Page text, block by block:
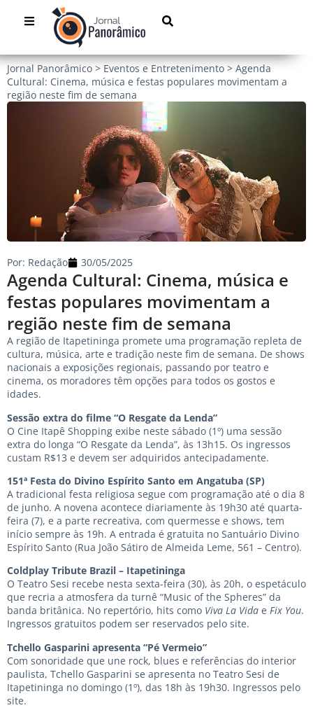
Jornal Panorâmico > Eventos e Entretenimento > Agenda
Cultural: Cinema, música e festas populares movimentam a
região neste fim de semana
Agenda Cultural: Cinema, música e
festas populares movimentam a
região neste fim de semana
Por: Redação 30/05/2025
A região de Itapetininga promete uma programação repleta de
cultura, música, arte e tradição neste fim de semana. De shows
nacionais a exposições regionais, passando por teatro e
cinema, os moradores têm opções para todos os gostos e
idades.
Sessão extra do filme “O Resgate da Lenda”
O Cine Itapê Shopping exibe neste sábado (1º) uma sessão
extra do longa “O Resgate da Lenda”, às 13h15. Os ingressos
custam R$13 e devem ser adquiridos antecipadamente.
151ª Festa do Divino Espírito Santo em Angatuba (SP)
A tradicional festa religiosa segue com programação até o dia 8
de junho. A novena acontece diariamente às 19h30 até quarta-
feira (7), e a parte recreativa, com quermesse e shows, tem
início sempre às 19h. A entrada é gratuita no Santuário Divino
Espírito Santo (Rua João Sátiro de Almeida Leme, 561 – Centro).
Coldplay Tribute Brazil – Itapetininga
O Teatro Sesi recebe nesta sexta-feira (30), às 20h, o espetáculo
que recria a atmosfera da turnê “Music of the Spheres” da
banda britânica. No repertório, hits como Viva La Vida e Fix You.
Ingressos gratuitos podem ser reservados pelo site.
Tchello Gasparini apresenta “Pé Vermeio”
Com sonoridade que une rock, blues e referências do interior
paulista, Tchello Gasparini se apresenta no Teatro Sesi de
Itapetininga no domingo (1º), das 18h às 19h30. Ingressos pelo
site.